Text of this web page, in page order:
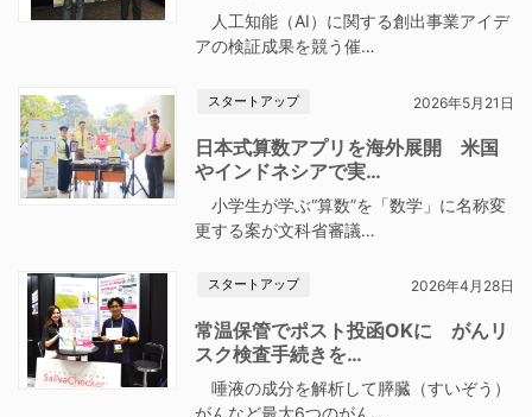
人工知能（AI）に関する創出事業アイデ
アの検証成果を競う催…
スタートアップ 2026年5月21日
日本式算数アプリを海外展開 米国
やインドネシアで実…
小学生が学ぶ“算数”を「数学」に名称変
更する案が文科省審議…
スタートアップ 2026年4月28日
常温保管でポスト投函OKに がんリ
スク検査手続きを…
唾液の成分を解析して膵臓（すいぞう）
がんなど最大6つのがん…